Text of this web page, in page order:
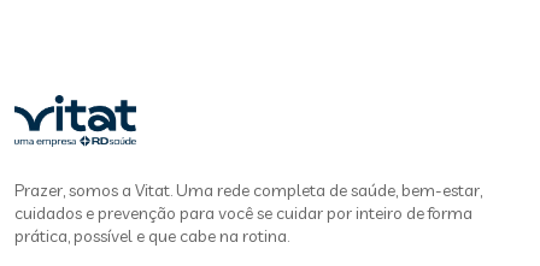
Prazer, somos a Vitat. Uma rede completa de saúde, bem-estar,
cuidados e prevenção para você se cuidar por inteiro de forma
prática, possível e que cabe na rotina.